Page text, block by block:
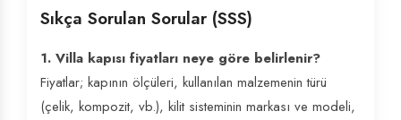
Sıkça Sorulan Sorular (SSS)
1. Villa kapısı fiyatları neye göre belirlenir?
Fiyatlar; kapının ölçüleri, kullanılan malzemenin türü
(çelik, kompozit, vb.), kilit sisteminin markası ve modeli,